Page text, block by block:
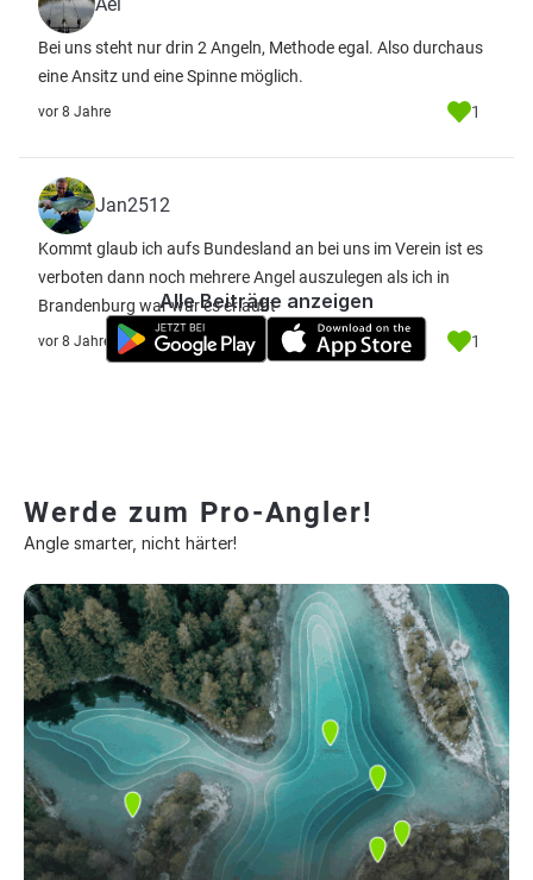
Bei uns steht nur drin 2 Angeln, Methode egal. Also durchaus
eine Ansitz und eine Spinne möglich.
vor 8 Jahre 1
Jan2512
Kommt glaub ich aufs Bundesland an bei uns im Verein ist es
verboten dann noch mehrere Angel auszulegen als ich in
Brandenburg war war es erlaubt
vor 8 Jahre 1
Alle Beiträge anzeigen
Werde zum Pro-Angler!
Angle smarter, nicht härter!